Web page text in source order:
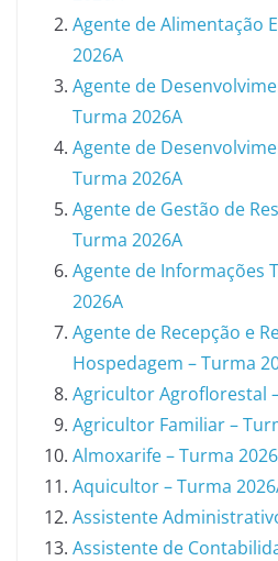
Agente de Alimentação
2026A
Agente de
Turma 2026A
Agente de
Turma 2026A
Agente de Gestão de
Turma 2026A
Agente de Informações
2026A
Agente de Recepção e
Hospedagem – Turma
Agricultor Agroflorestal
Agricultor Familiar –
Almoxarife – Turma
Aquicultor – Turma
Assistente
Assistente de